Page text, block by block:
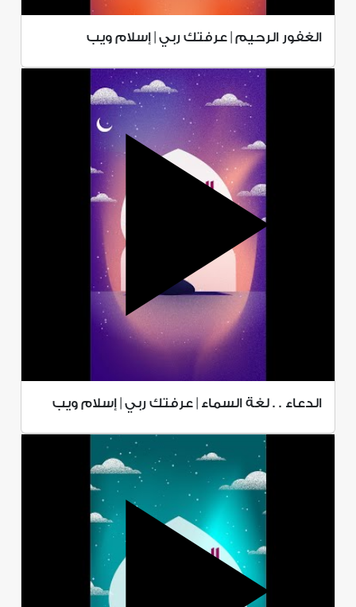
الغفور الرحيم | عرفتك ربي | إسلام ويب
الدعاء . . لغة السماء | عرفتك ربي | إسلام ويب